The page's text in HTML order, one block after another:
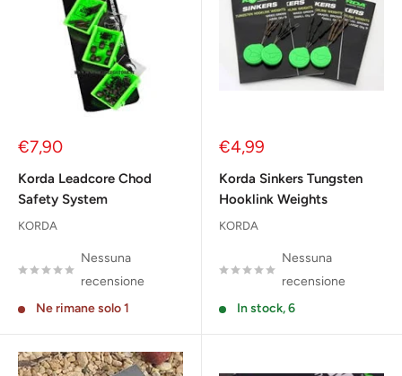
Prezzo
€7,90
Korda Leadcore Chod
Safety System
KORDA
Nessuna
recensione
Ne rimane solo 1
Prezzo
€4,99
Korda Sinkers Tungsten
Hooklink Weights
KORDA
Nessuna
recensione
In stock, 6